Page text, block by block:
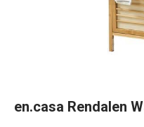
en.casa Rendalen